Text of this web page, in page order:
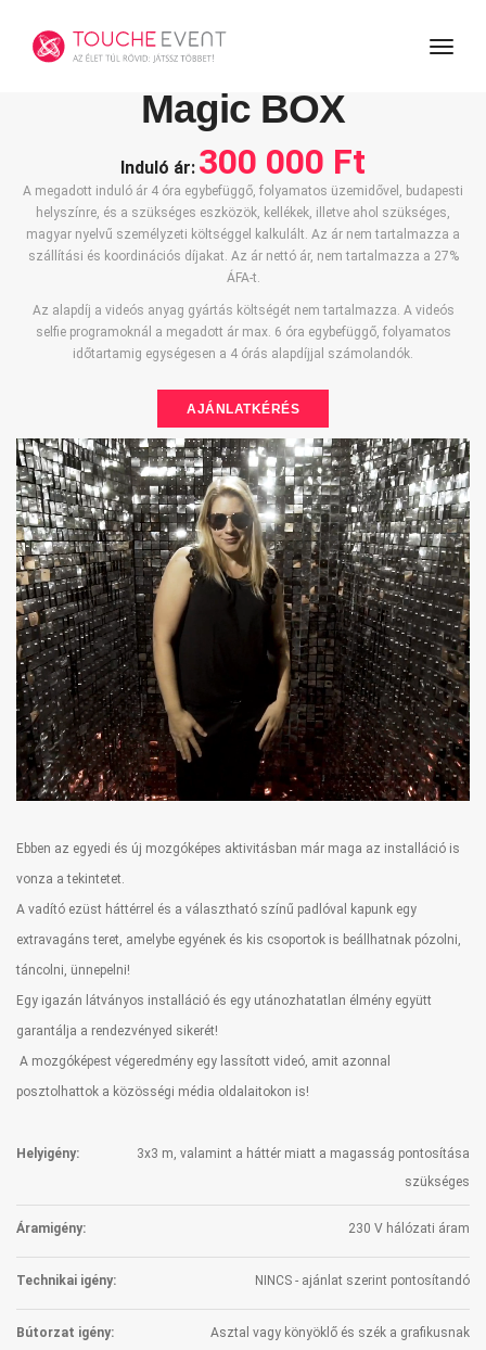
Magic BOX
Induló ár: 300 000 Ft
A megadott induló ár 4 óra egybefüggő, folyamatos üzemidővel, budapesti
helyszínre, és a szükséges eszközök, kellékek, illetve ahol szükséges,
magyar nyelvű személyzeti költséggel kalkulált. Az ár nem tartalmazza a
szállítási és koordinációs díjakat. Az ár nettó ár, nem tartalmazza a 27%
ÁFA-t.
Az alapdíj a videós anyag gyártás költségét nem tartalmazza. A videós
selfie programoknál a megadott ár max. 6 óra egybefüggő, folyamatos
időtartamig egységesen a 4 órás alapdíjjal számolandók.
AJÁNLATKÉRÉS
Ebben az egyedi és új mozgóképes aktivitásban már maga az installáció is
vonza a tekintetet.
A vadító ezüst háttérrel és a választható színű padlóval kapunk egy
extravagáns teret, amelybe egyének és kis csoportok is beállhatnak pózolni,
táncolni, ünnepelni!
Egy igazán látványos installáció és egy utánozhatatlan élmény együtt
garantálja a rendezvényed sikerét!
A mozgóképest végeredmény egy lassított videó, amit azonnal
posztolhattok a közösségi média oldalaitokon is!
Helyigény:
3x3 m, valamint a háttér miatt a magasság pontosítása
szükséges
Áramigény: 230 V hálózati áram
Technikai igény: NINCS - ajánlat szerint pontosítandó
Bútorzat igény: Asztal vagy könyöklő és szék a grafikusnak